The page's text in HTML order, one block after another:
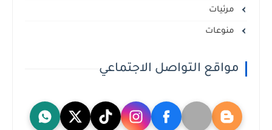
مرئيات
منوعات
مواقع التواصل الاجتماعي